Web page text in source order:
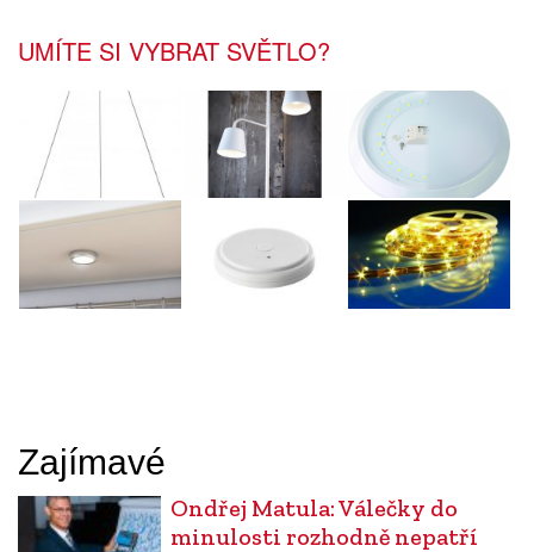
UMÍTE SI VYBRAT SVĚTLO?
Zajímavé
Ondřej Matula: Válečky do
minulosti rozhodně nepatří